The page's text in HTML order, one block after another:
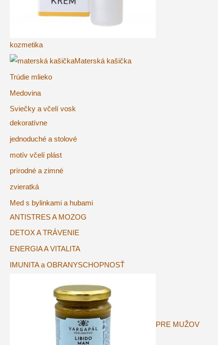
kozmetika
Materská kašička
Trúdie mlieko
Medovina
Sviečky a včelí vosk
dekoratívne
jednoduché a stolové
motív včelí plást
prírodné a zimné
zvieratká
Med s bylinkami a hubami
ANTISTRES A MOZOG
DETOX A TRÁVENIE
ENERGIA A VITALITA
IMUNITA a OBRANYSCHOPNOSŤ
PRE MUŽOV